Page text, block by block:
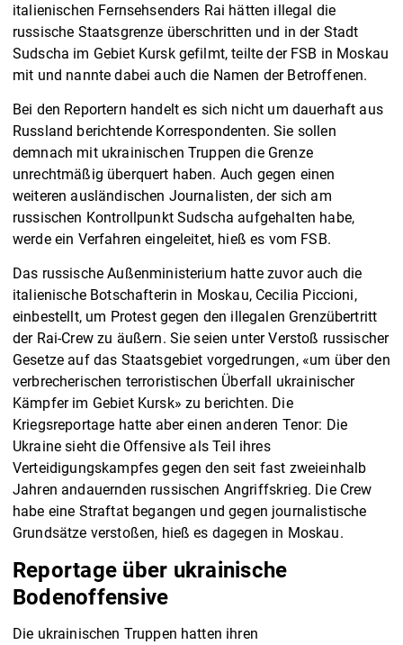
italienischen Fernsehsenders Rai hätten illegal die
russische Staatsgrenze überschritten und in der Stadt
Sudscha im Gebiet Kursk gefilmt, teilte der FSB in Moskau
mit und nannte dabei auch die Namen der Betroffenen.
Bei den Reportern handelt es sich nicht um dauerhaft aus
Russland berichtende Korrespondenten. Sie sollen
demnach mit ukrainischen Truppen die Grenze
unrechtmäßig überquert haben. Auch gegen einen
weiteren ausländischen Journalisten, der sich am
russischen Kontrollpunkt Sudscha aufgehalten habe,
werde ein Verfahren eingeleitet, hieß es vom FSB.
Das russische Außenministerium hatte zuvor auch die
italienische Botschafterin in Moskau, Cecilia Piccioni,
einbestellt, um Protest gegen den illegalen Grenzübertritt
der Rai-Crew zu äußern. Sie seien unter Verstoß russischer
Gesetze auf das Staatsgebiet vorgedrungen, «um über den
verbrecherischen terroristischen Überfall ukrainischer
Kämpfer im Gebiet Kursk» zu berichten. Die
Kriegsreportage hatte aber einen anderen Tenor: Die
Ukraine sieht die Offensive als Teil ihres
Verteidigungskampfes gegen den seit fast zweieinhalb
Jahren andauernden russischen Angriffskrieg. Die Crew
habe eine Straftat begangen und gegen journalistische
Grundsätze verstoßen, hieß es dagegen in Moskau.
Reportage über ukrainische
Bodenoffensive
Die ukrainischen Truppen hatten ihren